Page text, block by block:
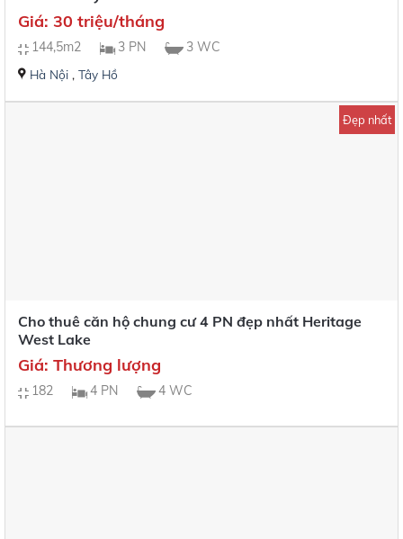
Giá: 30 triệu/tháng
144,5m2 3 PN 3 WC
Hà Nội, Tây Hồ
Đẹp nhất
Cho thuê căn hộ chung cư 4 PN đẹp nhất Heritage
West Lake
Giá: Thương lượng
182 4 PN 4 WC